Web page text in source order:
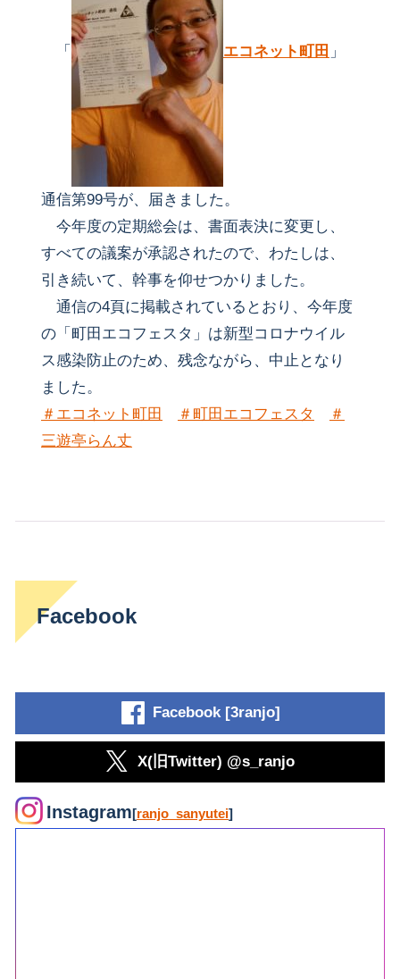
「 エコネット町田 」
通信第99号が、届きました。
今年度の定期総会は、書面表決に変更し、
すべての議案が承認されたので、わたしは、
引き続いて、幹事を仰せつかりました。
通信の4頁に掲載されているとおり、今年度
の「町田エコフェスタ」は新型コロナウイル
ス感染防止のため、残念ながら、中止となり
ました。
＃エコネット町田
＃町田エコフェスタ
＃
三遊亭らん丈
Facebook
Facebook [3ranjo]
X(旧Twitter) @s_ranjo
Instagram[ranjo_sanyutei]